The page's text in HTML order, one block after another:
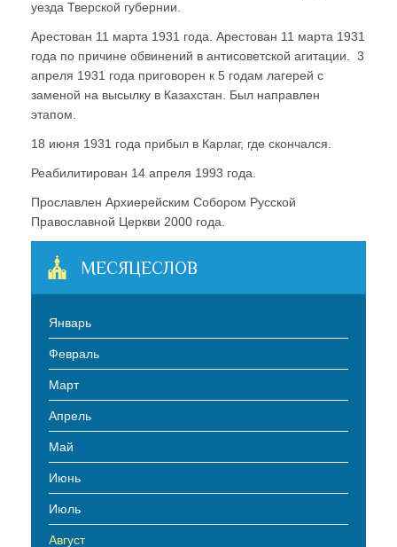
уезда Тверской губернии.
Арестован 11 марта 1931 года. Арестован 11 марта 1931
года по причине обвинений в антисоветской агитации. 3
апреля 1931 года приговорен к 5 годам лагерей с
заменой на высылку в Казахстан. Был направлен
этапом.
18 июня 1931 года прибыл в Карлаг, где скончался.
Реабилитирован 14 апреля 1993 года.
Прославлен Архиерейским Собором Русской
Православной Церкви 2000 года.
МЕСЯЦЕСЛОВ
Январь
Февраль
Март
Апрель
Май
Июнь
Июль
Август